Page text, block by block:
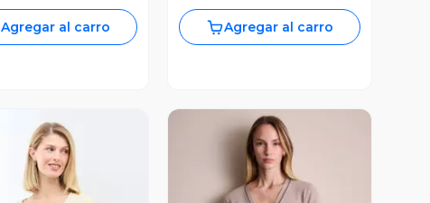
Agregar al carro Agregar al carro